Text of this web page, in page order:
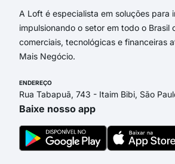
A Loft é especialista em soluções para
impulsionando o setor em todo o Brasil
comerciais, tecnológicas e financeiras
Mais Negócio.
ENDEREÇO
Rua Tabapuã, 743 - Itaim Bibi, São
Baixe nosso app